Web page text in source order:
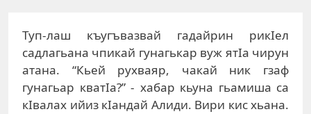
Туп-лаш къугъвазвай гадайрин рикIел
садлагьана чпикай гунагькар вуж ятIа чирун
атана. “Кьей рухваяр, чакай ник гзаф
гунагьар кватIа?” - хабар кьуна гьамиша са
кIвалах ийиз кIандай Алиди. Вири кис хьана.